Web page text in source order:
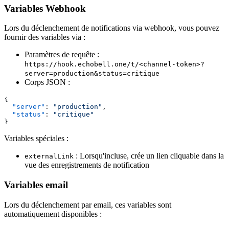
Variables Webhook
Lors du déclenchement de notifications via webhook, vous pouvez
fournir des variables via :
Paramètres de requête :
https://hook.echobell.one/t/<channel-token>?
server=production&status=critique
Corps JSON :
{
  "server"
: "production" ,
  "status"
:
"critique"
}
Variables spéciales :
externalLink : Lorsqu'incluse, crée un lien cliquable dans la
vue des enregistrements de notification
Variables email
Lors du déclenchement par email, ces variables sont
automatiquement disponibles :